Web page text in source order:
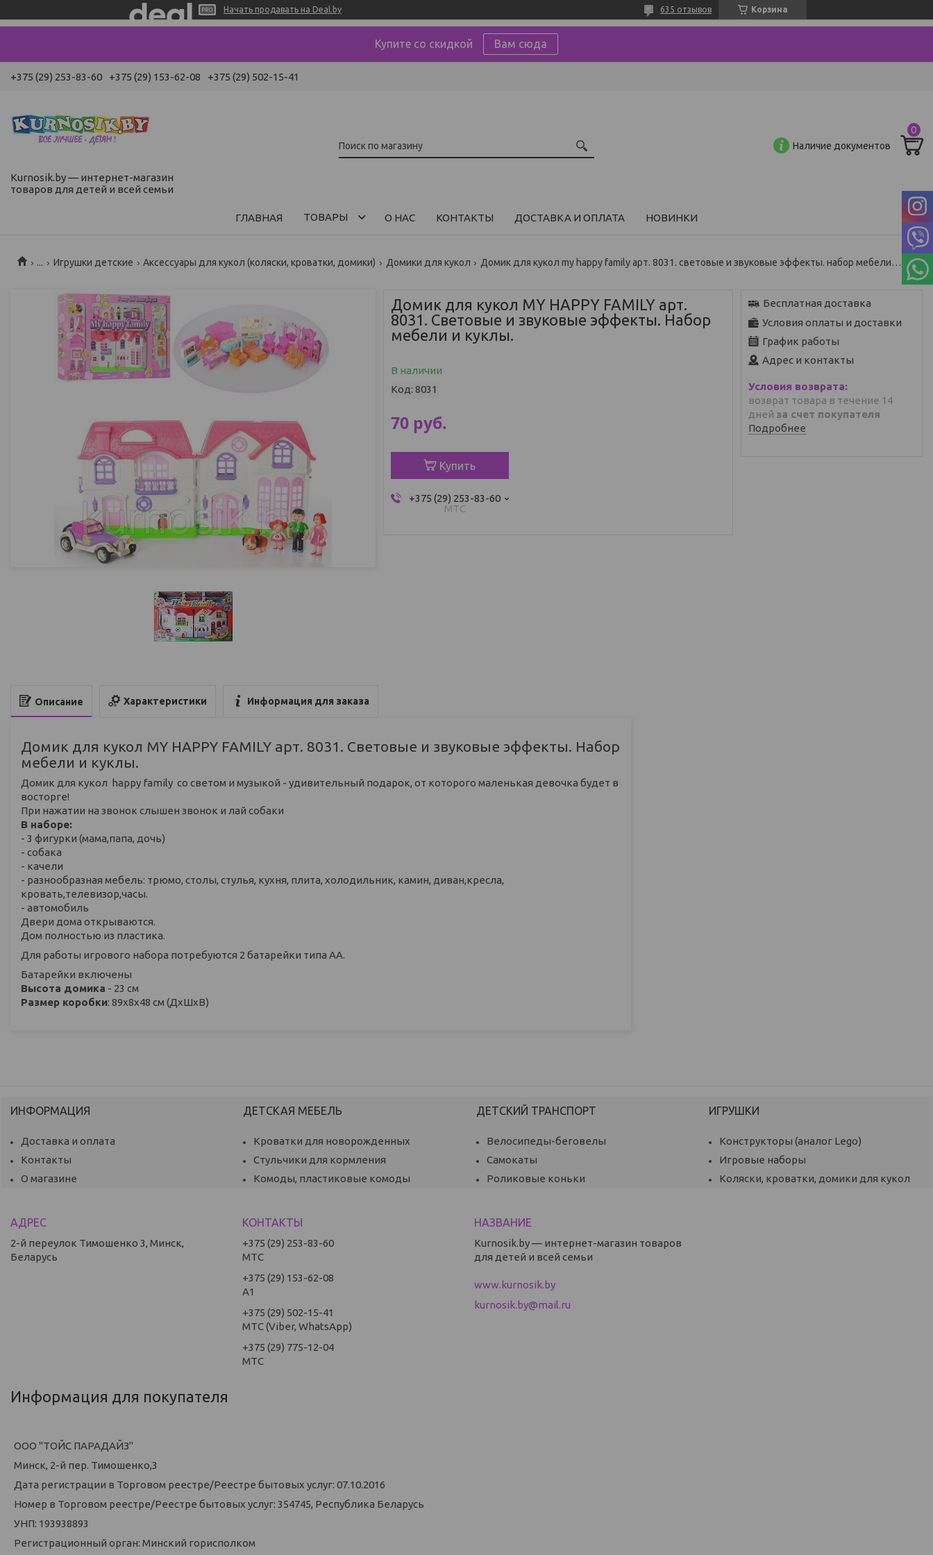
Начать продавать на Deal.by Корзина
635 отзывов
Купите со скидкой Вам сюда
+375 (29) 253-83-60 +375 (29) 153-62-08 +375 (29) 502-15-41
Kurnosik.by — интернет-магазин
товаров для детей и всей семьи
Наличие документов
ГЛАВНАЯ ТОВАРЫ О НАС КОНТАКТЫ ДОСТАВКА И ОПЛАТА НОВИНКИ
... Игрушки детские Аксессуары для кукол (коляски, кроватки, домики) Домики для кукол Домик для кукол my happy family арт. 8031. световые и звуковые эффекты. набор мебели и куклы.
Домик для кукол MY HAPPY FAMILY арт.
8031. Световые и звуковые эффекты. Набор
мебели и куклы.
В наличии
Код: 8031
70 руб.
Купить
+375 (29) 253-83-60
МТС
Бесплатная доставка
Условия оплаты и доставки
График работы
Адрес и контакты
возврат товара в течение 14
дней за счет покупателя
Подробнее
Описание Характеристики Информация для заказа
Домик для кукол MY HAPPY FAMILY арт. 8031. Световые и звуковые эффекты. Набор
мебели и куклы.
Домик для кукол happy family со светом и музыкой - удивительный подарок, от которого маленькая девочка будет в
восторге!
При нажатии на звонок слышен звонок и лай собаки
В наборе:
- 3 фигурки (мама,папа, дочь)
- собака
- качели
- разнообразная мебель: трюмо, столы, стулья, кухня, плита, холодильник, камин, диван,кресла,
кровать,телевизор,часы.
- автомобиль
Двери дома открываются.
Дом полностью из пластика.
Для работы игрового набора потребуются 2 батарейки типа АА.
Батарейки включены
Высота домика - 23 см
Размер коробки: 89x8x48 см (ДxШxВ)
ИНФОРМАЦИЯ
Доставка и оплата
Контакты
О магазине
ДЕТСКАЯ МЕБЕЛЬ
Кроватки для новорожденных
Стульчики для кормления
Комоды, пластиковые комоды
ДЕТСКИЙ ТРАНСПОРТ
Велосипеды-беговелы
Самокаты
Роликовые коньки
ИГРУШКИ
Конструкторы (аналог Lego)
Игровые наборы
Коляски, кроватки, домики для кукол
2-й переулок Тимошенко 3, Минск,
Беларусь
+375 (29) 253-83-60
МТС
+375 (29) 153-62-08
А1
+375 (29) 502-15-41
МТС (Viber, WhatsApp)
+375 (29) 775-12-04
МТС
Kurnosik.by — интернет-магазин товаров
для детей и всей семьи
www.kurnosik.by
kurnosik.by@mail.ru
Информация для покупателя
ООО "ТОЙС ПАРАДАЙЗ"
Минск, 2-й пер. Тимошенко,3
Дата регистрации в Торговом реестре/Реестре бытовых услуг: 07.10.2016
Номер в Торговом реестре/Реестре бытовых услуг: 354745, Республика Беларусь
УНП: 193938893
Регистрационный орган: Минский горисполком